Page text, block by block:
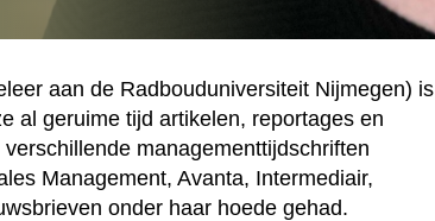
aan de Radbouduniversiteit Nijmegen) is
al geruime tijd artikelen, reportages en
managementtijdschriften
Management, Avanta, Intermediair,
onder haar hoede gehad.